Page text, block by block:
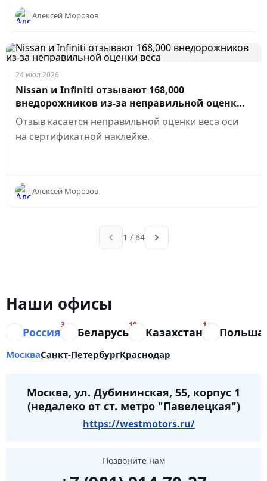
Алексей Морозов
24 июл 2026
Nissan и Infiniti отзывают 168,000
внедорожников из-за неправильной оценки
веса
Отзыв касается неправильной оценки веса оси
на сертификатной наклейке.
Алексей Морозов
1 / 64
Наши офисы
Россия
3
Беларусь
10
Казахстан
1
Польша
МоскваСанкт-ПетербургКраснодар
Москва, ул. Дубининская, 55, корпус 1
(недалеко от ст. метро "Павелецкая")
https://westmotors.ru/
Позвоните нам